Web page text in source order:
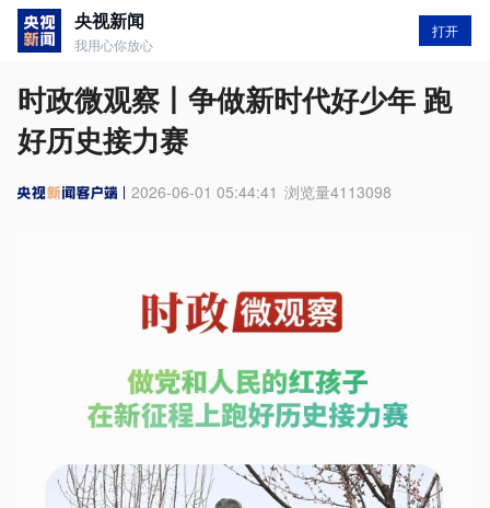
央视新闻
我用心你放心
打开
时政微观察丨争做新时代好少年 跑
好历史接力赛
2026-06-01 05:44:41 浏览量4113098